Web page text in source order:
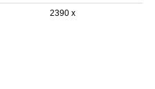
2390 x